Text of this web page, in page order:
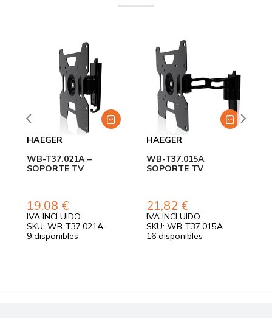
HAEGER
WB-T37.021A –
SOPORTE TV
19,08 €
IVA INCLUIDO
SKU: WB-T37.021A
9 disponibles
HAEGER
WB-T37.015A
SOPORTE TV
21,82 €
IVA INCLUIDO
SKU: WB-T37.015A
16 disponibles